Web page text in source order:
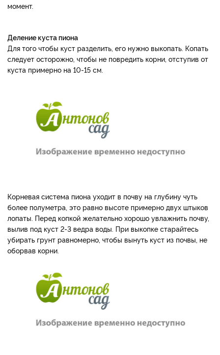
момент.
Деление куста пиона
Для того чтобы куст разделить, его нужно выкопать. Копать
следует осторожно, чтобы не повредить корни, отступив от
куста примерно на 10-15 см.
Корневая система пиона уходит в почву на глубину чуть
более полуметра, это равно высоте примерно двух штыков
лопаты. Перед копкой желательно хорошо увлажнить почву,
вылив под куст 2-3 ведра воды. При выкопке старайтесь
убирать грунт равномерно, чтобы вынуть куст из почвы, не
оборвав корни.